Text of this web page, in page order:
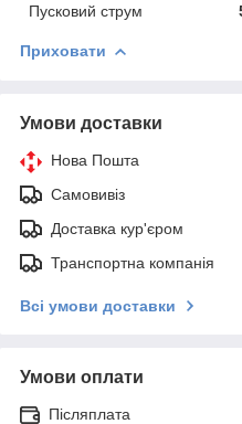
Пусковий струм
Приховати
Умови доставки
Нова Пошта
Самовивіз
Доставка кур'єром
Транспортна компанія
Всі умови доставки
Умови оплати
Післяплата